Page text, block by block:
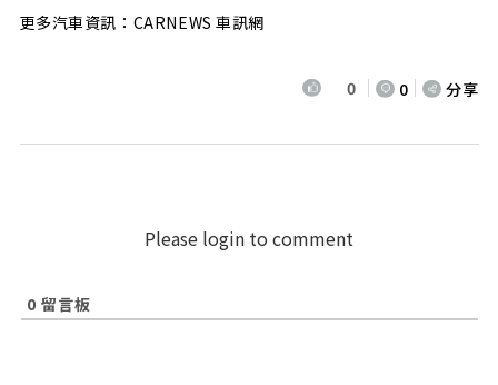
更多汽車資訊：CARNEWS 車訊網
0 0 分享
Please login to comment
0 留言板